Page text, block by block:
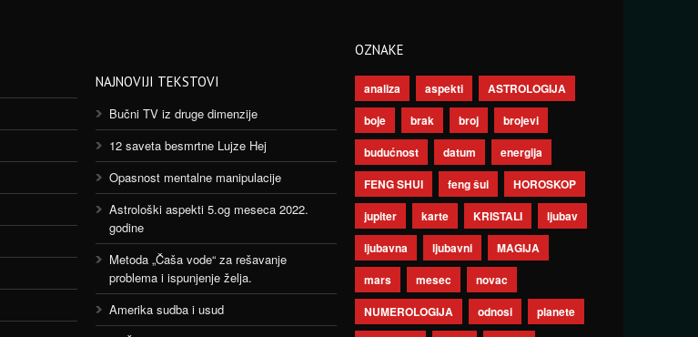
NAJNOVIJI TEKSTOVI
Bučni TV iz druge dimenzije
12 saveta besmrtne Lujze Hej
Opasnost mentalne manipulacije
Astrološki aspekti 5.og meseca 2022.
godine
Metoda „Čaša vode“ za rešavanje
problema i ispunjenje želja.
Amerika sudba i usud
OZNAKE
analiza aspekti
ASTROLOGIJA
boje
brak broj
brojevi
budućnost
datum
energija
FENG SHUI
feng šui
HOROSKOP
jupiter
karte KRISTALI
ljubav
ljubavna
ljubavni
MAGIJA
mars
mesec
novac
NUMEROLOGIJA
odnosi
planete